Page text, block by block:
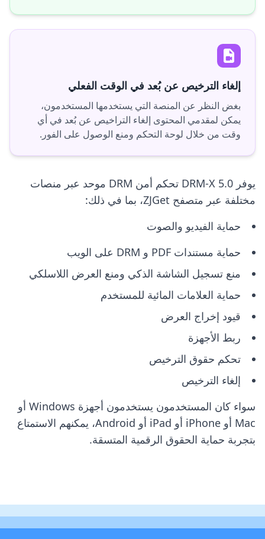
إلغاء الترخيص عن بُعد في الوقت الفعلي
بغض النظر عن المنصة التي يستخدمها المستخدمون،
يمكن لمقدمي المحتوى إلغاء التراخيص عن بُعد في أي
وقت من خلال لوحة التحكم ومنع الوصول على الفور.
يوفر DRM-X 5.0 تحكم أمن DRM موحد عبر منصات
مختلفة عبر متصفح ZJGet، بما في ذلك:
حماية الفيديو والصوت
حماية مستندات PDF و DRM على الويب
منع تسجيل الشاشة الذكي ومنع العرض اللاسلكي
حماية العلامات المائية للمستخدم
قيود إخراج العرض
ربط الأجهزة
تحكم حقوق الترخيص
إلغاء الترخيص
سواء كان المستخدمون يستخدمون أجهزة Windows أو
Mac أو iPhone أو iPad أو Android، يمكنهم الاستمتاع
بتجربة حماية الحقوق الرقمية المتسقة.